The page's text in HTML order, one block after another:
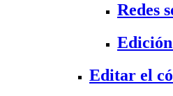
Redes
Edición
Editar el